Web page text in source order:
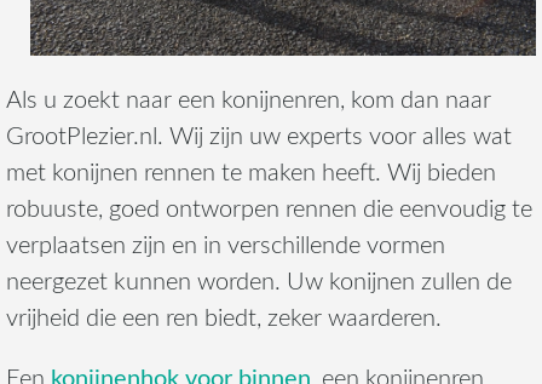
Als u zoekt naar een konijnenren, kom dan naar
GrootPlezier.nl. Wij zijn uw experts voor alles wat
met konijnen rennen te maken heeft. Wij bieden
robuuste, goed ontworpen rennen die eenvoudig te
verplaatsen zijn en in verschillende vormen
neergezet kunnen worden. Uw konijnen zullen de
vrijheid die een ren biedt, zeker waarderen.
Een konijnenhok voor binnen , een konijnenren